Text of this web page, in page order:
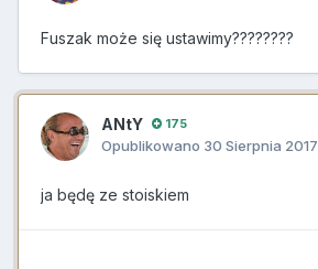
Fuszak może się ustawimy????????
ANtY 175
Opublikowano 30 Sierpnia 2017
ja będę ze stoiskiem